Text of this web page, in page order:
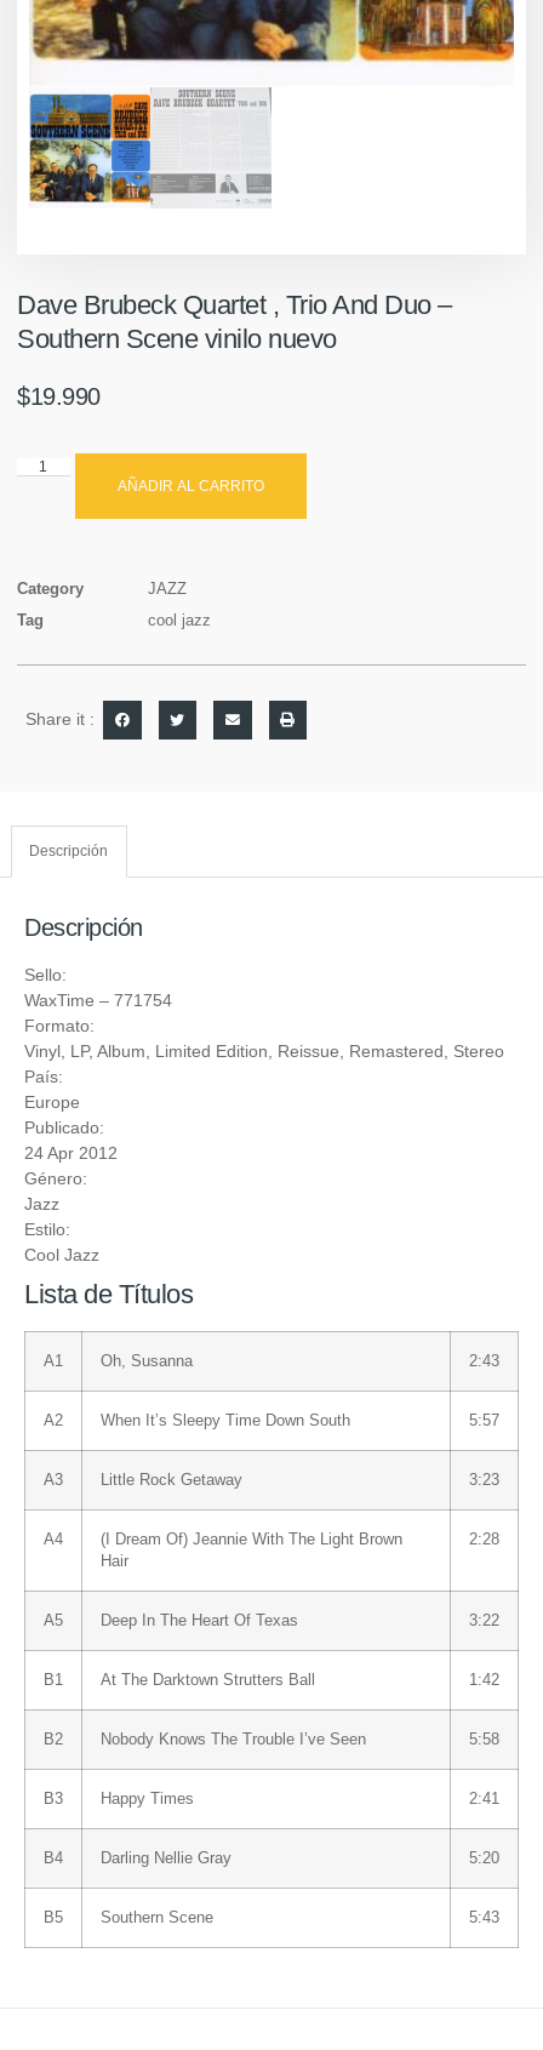
Dave Brubeck Quartet , Trio And Duo ‎–
Southern Scene vinilo nuevo
$19.990
AÑADIR AL CARRITO
Category
JAZZ
Tag
cool jazz
Share it :
Descripción
Descripción
Sello:
WaxTime ‎– 771754
Formato:
Vinyl , LP, Album, Limited Edition, Reissue, Remastered, Stereo
País:
Europe
Publicado:
24 Apr 2012
Género:
Jazz
Estilo:
Cool Jazz
Lista de Títulos
A1 Oh, Susanna 2:43
A2 When It’s Sleepy Time Down South 5:57
A3 Little Rock Getaway 3:23
A4
(I Dream Of) Jeannie With The Light Brown
Hair
2:28
A5 Deep In The Heart Of Texas 3:22
B1 At The Darktown Strutters Ball 1:42
B2 Nobody Knows The Trouble I’ve Seen 5:58
B3 Happy Times 2:41
B4 Darling Nellie Gray 5:20
B5 Southern Scene 5:43